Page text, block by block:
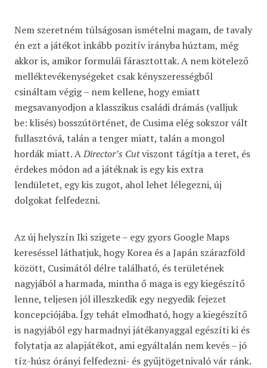
Nem szeretném túlságosan ismételni magam, de tavaly
én ezt a játékot inkább pozitív irányba húztam, még
akkor is, amikor formulái fárasztottak. A nem kötelező
melléktevékenységeket csak kényszerességből
csináltam végig – nem kellene, hogy emiatt
megsavanyodjon a klasszikus családi drámás (valljuk
be: klisés) bosszútörténet, de Cusima elég sokszor vált
fullasztóvá, talán a tenger miatt, talán a mongol
hordák miatt. ADirector’s Cutviszont tágítja a teret, és
érdekes módon ad a játéknak is egy kis extra
lendületet, egy kis zugot, ahol lehet lélegezni, új
dolgokat felfedezni.
Az új helyszín Iki szigete – egy gyors Google Maps
kereséssel láthatjuk, hogy Korea és a Japán szárazföld
között, Cusimától délre található, és területének
nagyjából a harmada, mintha ő maga is egy kiegészítő
lenne, teljesen jól illeszkedik egy negyedik fejezet
koncepciójába. Így tehát elmodható, hogy a kiegészítő
is nagyjából egy harmadnyi játékanyaggal egészíti ki és
folytatja az alapjátékot, ami egyáltalán nem kevés – jó
tíz-húsz órányi felfedezni- és gyűjtögetnivaló vár ránk.